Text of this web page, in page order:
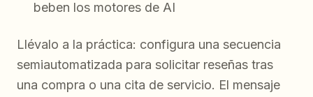
beben los motores de AI
Llévalo a la práctica: configura una secuencia
semiautomatizada para solicitar reseñas tras
una compra o una cita de servicio. El mensaje